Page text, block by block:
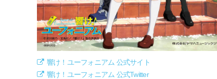
響け！ユーフォニアム 公式サイト
響け！ユーフォニアム 公式Twitter